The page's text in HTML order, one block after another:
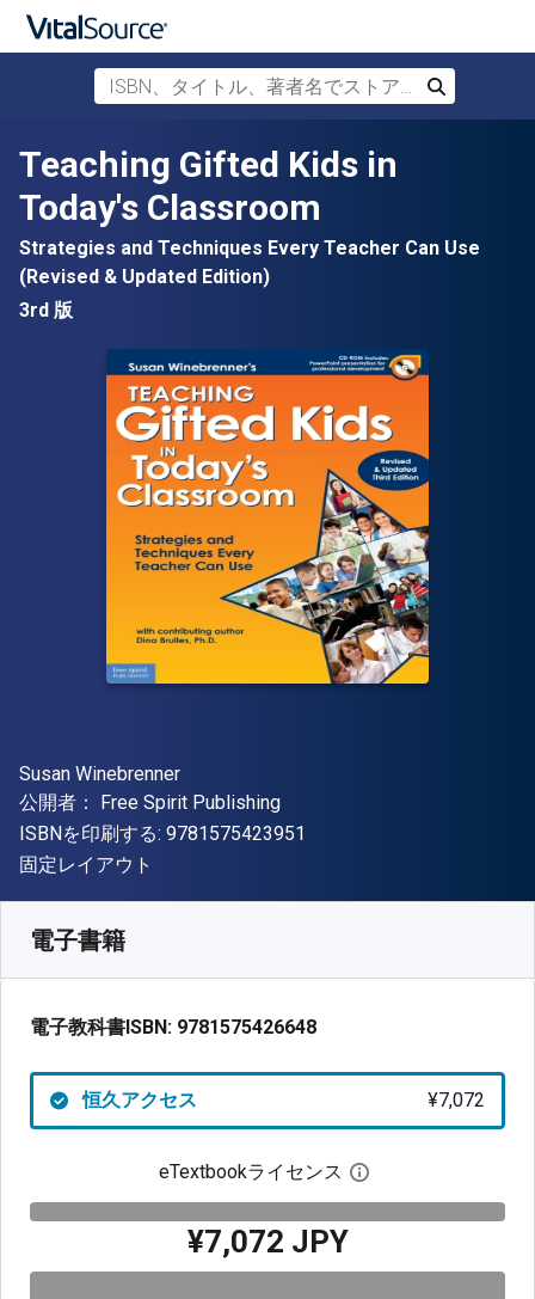
メインコンテンツへスキップ
ISBN、タイトル、著者名でストアを検索
検索
Teaching Gifted Kids in
Today's Classroom
Strategies and Techniques Every Teacher Can Use
(Revised & Updated Edition)
3rd 版
著者
Susan Winebrenner
出版社
公開者： Free Spirit Publishing
ISBNを印刷する: 9781575423951
形式
固定レイアウト
電子書籍
電子教科書ISBN: 9781575426648
恒久アクセス ¥7,072
eTextbookライセンス デジタルライセン
¥7,072 JPY